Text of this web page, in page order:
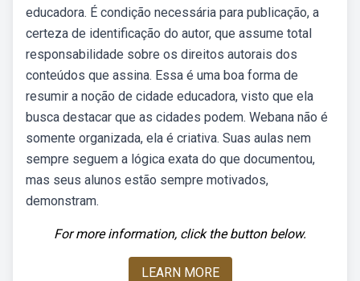
educadora. É condição necessária para publicação, a
certeza de identificação do autor, que assume total
responsabilidade sobre os direitos autorais dos
conteúdos que assina. Essa é uma boa forma de
resumir a noção de cidade educadora, visto que ela
busca destacar que as cidades podem. Webana não é
somente organizada, ela é criativa. Suas aulas nem
sempre seguem a lógica exata do que documentou,
mas seus alunos estão sempre motivados,
demonstram.
For more information, click the button below.
LEARN MORE